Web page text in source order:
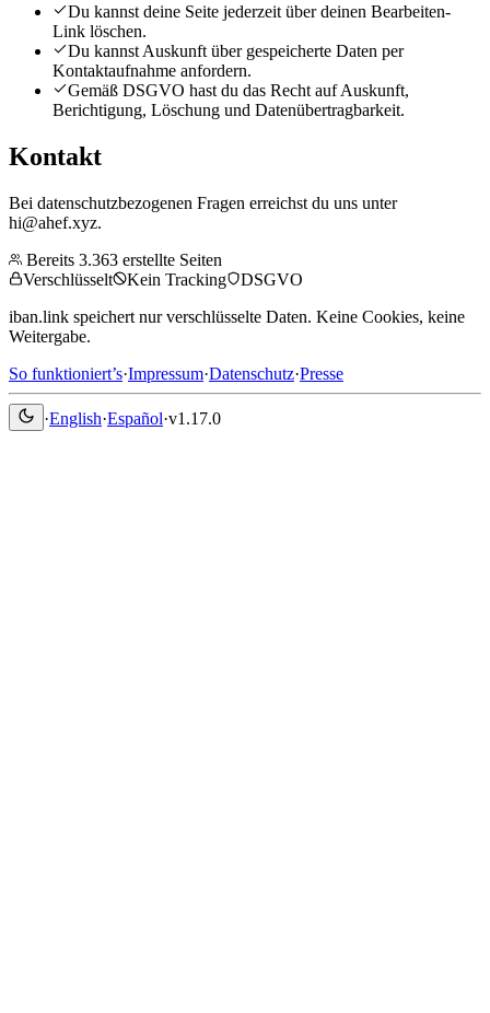
Du kannst deine Seite jederzeit über deinen Bearbeiten-
Link löschen.
Du kannst Auskunft über gespeicherte Daten per
Kontaktaufnahme anfordern.
Gemäß DSGVO hast du das Recht auf Auskunft,
Berichtigung, Löschung und Datenübertragbarkeit.
Kontakt
Bei datenschutzbezogenen Fragen erreichst du uns unter
hi@ahef.xyz.
Bereits 3.363 erstellte Seiten
Verschlüsselt
Kein Tracking
DSGVO
iban.link speichert nur verschlüsselte Daten. Keine Cookies, keine
Weitergabe.
So funktioniert’s·Impressum·Datenschutz·Presse
·English·Español·v1.17.0